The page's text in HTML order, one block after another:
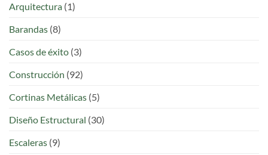
Arquitectura (1)
Barandas (8)
Casos de éxito (3)
Construcción (92)
Cortinas Metálicas (5)
Diseño Estructural (30)
Escaleras (9)